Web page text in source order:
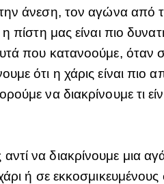
άνεση, τον αγώνα από
πίστη μας είναι πιο
που κατανοούμε, όταν
ότι η χάρις είναι πιο
να διακρίνουμε τι
να διακρίνουμε μια
ή σε